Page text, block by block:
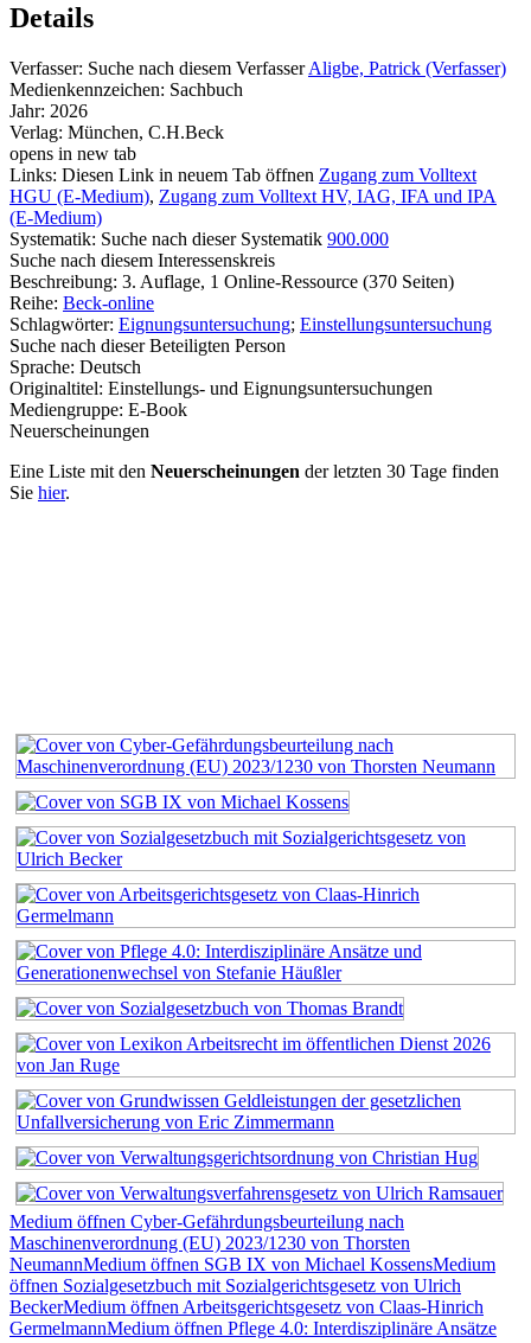
Details
Verfasser: Suche nach diesem Verfasser Aligbe, Patrick (Verfasser)
Medienkennzeichen: Sachbuch
Jahr: 2026
Verlag: München, C.H.Beck
opens in new tab
Links: Diesen Link in neuem Tab öffnen Zugang zum Volltext
HGU (E-Medium), Zugang zum Volltext HV, IAG, IFA und IPA
(E-Medium)
Systematik: Suche nach dieser Systematik 900.000
Suche nach diesem Interessenskreis
Beschreibung: 3. Auflage, 1 Online-Ressource (370 Seiten)
Reihe: Beck-online
Schlagwörter: Eignungsuntersuchung; Einstellungsuntersuchung
Suche nach dieser Beteiligten Person
Sprache: Deutsch
Originaltitel: Einstellungs- und Eignungsuntersuchungen
Mediengruppe: E-Book
Neuerscheinungen
Eine Liste mit den Neuerscheinungen der letzten 30 Tage finden
Sie hier.
Medium öffnen Cyber-Gefährdungsbeurteilung nach
Maschinenverordnung (EU) 2023/1230 von Thorsten
NeumannMedium öffnen SGB IX von Michael KossensMedium
öffnen Sozialgesetzbuch mit Sozialgerichtsgesetz von Ulrich
BeckerMedium öffnen Arbeitsgerichtsgesetz von Claas-Hinrich
GermelmannMedium öffnen Pflege 4.0: Interdisziplinäre Ansätze